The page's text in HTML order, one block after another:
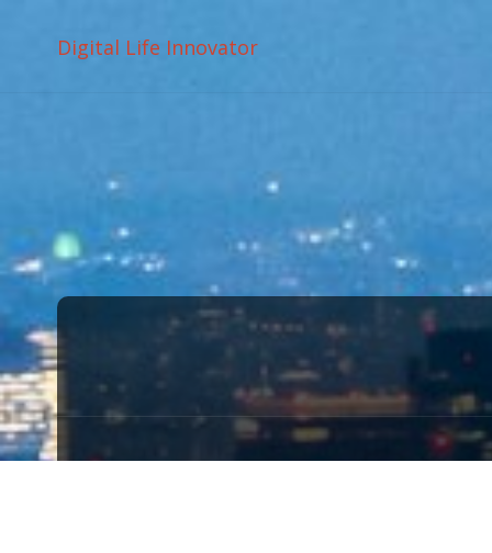
Digital Life Innovator